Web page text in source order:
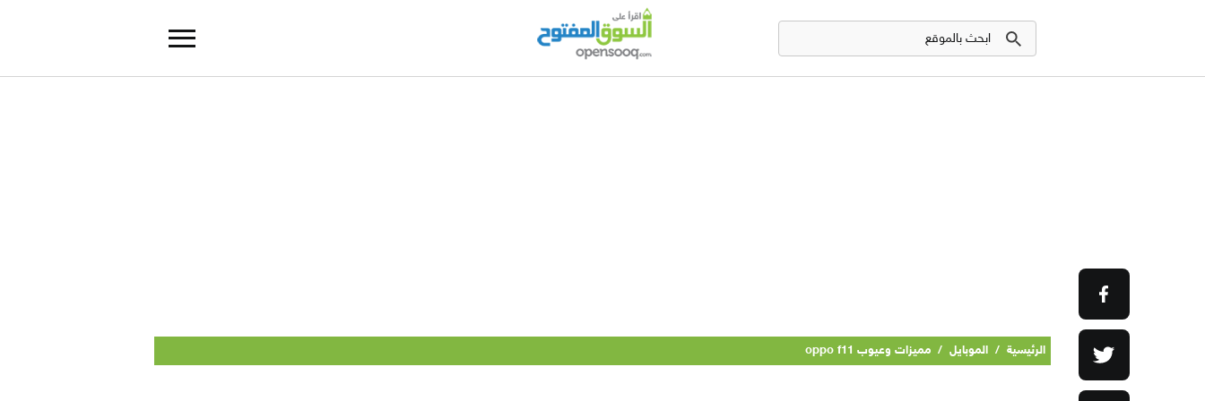
الرئيسية / الموبايل / مميزات وعيوب oppo f11